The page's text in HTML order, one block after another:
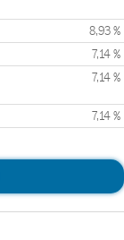
8,93 %
7,14 %
7,14 %
7,14 %